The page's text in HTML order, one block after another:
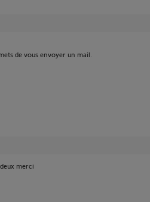
de vous envoyer un mail.
merci